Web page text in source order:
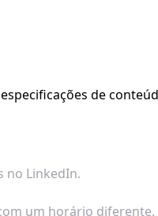
de
no LinkedIn.
um horário